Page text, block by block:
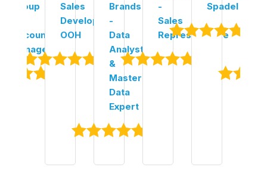
Group
Account
Manager
Sales
Developer
OOH
Brands
-
Data
Analyst
&
Master
Data
Expert
-
Sales
Representative
Spadel